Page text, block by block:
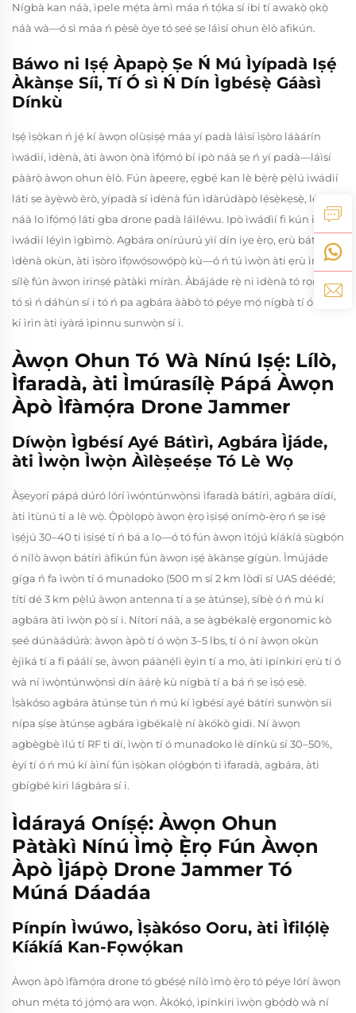
Nígbà kan náà, ìpele mẹ́ta àmì máa ń tọ́ka sí ibi tí awakọ̀ ọkọ̀
náà wà—ó sì máa ń pèsè òye tó ṣeé ṣe láìsí ohun èlò afikún.
Báwo ni Iṣẹ́ Àpapọ̀ Ṣe Ń Mú Ìyípadà Iṣẹ́
Àkànṣe Síi, Tí Ó sì Ń Dín Ìgbésẹ̀ Gáàsì
Dínkù
Iṣẹ́ ìṣọ̀kan ń jẹ́ kí àwọn olùṣiṣẹ́ máa yí padà láìsí ìṣòro láàárín
ìwádìí, ìdènà, àti àwọn ọ̀nà ìfọ́mọ́ bí ipò náà ṣe ń yí padà—láìsí
pààrọ̀ àwọn ohun èlò. Fún àpẹẹrẹ, ẹgbẹ́ kan lè bẹ̀rẹ̀ pẹ̀lú ìwádìí
láti ṣe àyẹ̀wò èrò, yípadà sí ìdènà fún ìdàrúdàpọ̀ lẹ́sẹ̀kẹsẹ̀, lẹ́yìn
náà lo ìfọ́mọ́ láti gba drone padà láìléwu. Ipò ìwádìí fi kún iye
ìwádìí lẹ́yìn ìgbìmọ̀. Agbára onírúurú yìí dín iye ẹ̀rọ, ẹrù bátírì,
ìdènà okùn, àti ìṣòro ìfọwọ́sowọ́pọ̀ kù—ó ń tú ìwọ̀n àti ẹrù ìmọ̀
sílẹ̀ fún àwọn irinṣẹ́ pàtàkì míràn. Àbájáde rẹ̀ ni ìdènà tó rọrùn,
tó sì ń dáhùn sí i tó ń pa agbára ààbò tó péye mọ́ nígbà tí ó ń mú
kí ìrìn àti iyàrá ìpinnu sunwọ̀n sí i.
Àwọn Ohun Tó Wà Nínú Iṣẹ́: Lílò,
Ìfaradà, àti Ìmúrasílẹ̀ Pápá Àwọn
Àpò Ìfàmọ́ra Drone Jammer
Díwọ̀n Ìgbésí Ayé Bátìrì, Agbára Ìjáde,
àti Ìwọ̀n Ìwọ̀n Àìlèṣeéṣe Tó Lè Wọ
Àṣeyọrí pápá dúró lórí ìwọ́ntúnwọ̀nsì ìfaradà bátírì, agbára dídí,
àti ìtùnú tí a lè wọ̀. Ọ̀pọ̀lọpọ̀ àwọn ẹ̀rọ ìṣiṣẹ́ onímọ̀-ẹ̀rọ ń ṣe iṣẹ́
ìṣẹ́jú 30–40 ti ìṣiṣẹ́ tí ń bá a lọ—ó tó fún àwọn ìtọ́jú kíákíá ṣùgbọ́n
ó nílò àwọn bátírì àfikún fún àwọn iṣẹ́ àkànṣe gígùn. Ìmújáde
gíga ń fa ìwọ̀n tí ó munadoko (500 m sí 2 km lòdì sí UAS déédé;
títí dé 3 km pẹ̀lú àwọn antenna tí a ṣe àtúnṣe), síbẹ̀ ó ń mú kí
agbára àti ìwọ̀n pọ̀ sí i. Nítorí náà, a ṣe àgbékalẹ̀ ergonomic kò
ṣeé dúnàádúrà: àwọn àpò tí ó wọ̀n 3–5 lbs, tí ó ní àwọn okùn
èjìká tí a fi páálí ṣe, àwọn páànẹ́lì ẹ̀yìn tí a mọ, àti ìpínkiri ẹrù tí ó
wà ní ìwọ̀ntúnwọ̀nsì dín àárẹ̀ kù nígbà tí a bá ń ṣe ìṣọ́ ẹsẹ̀.
Ìṣàkóso agbára àtúnṣe tún ń mú kí ìgbésí ayé bátírì sunwọ̀n síi
nípa ṣíṣe àtúnṣe agbára ìgbékalẹ̀ ní àkókò gidi. Ní àwọn
agbègbè ìlú tí RF ti dí, ìwọ̀n tí ó munadoko lè dínkù sí 30–50%,
èyí tí ó ń mú kí àìní fún ìṣọ̀kan ọlọ́gbọ́n ti ìfaradà, agbára, àti
gbígbé kiri lágbára sí i.
Ìdárayá Oníṣẹ́: Àwọn Ohun
Pàtàkì Nínú Ìmọ̀ Ẹ̀rọ Fún Àwọn
Àpò Ìjápọ̀ Drone Jammer Tó
Múná Dáadáa
Pínpín Ìwúwo, Ìṣàkóso Ooru, àti Ìfilọ́lẹ̀
Kíákíá Kan-Fọwọ́kan
Àwọn àpò ìfàmọ́ra drone tó gbéṣẹ́ nílò ìmọ̀ ẹ̀rọ tó péye lórí àwọn
ohun mẹ́ta tó jọ́mọ́ ara wọn. Àkọ́kọ́, ìpínkiri ìwọ̀n gbọ́dọ̀ wà ní